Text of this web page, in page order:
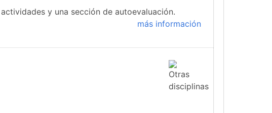
y una sección de autoevaluación.
más información